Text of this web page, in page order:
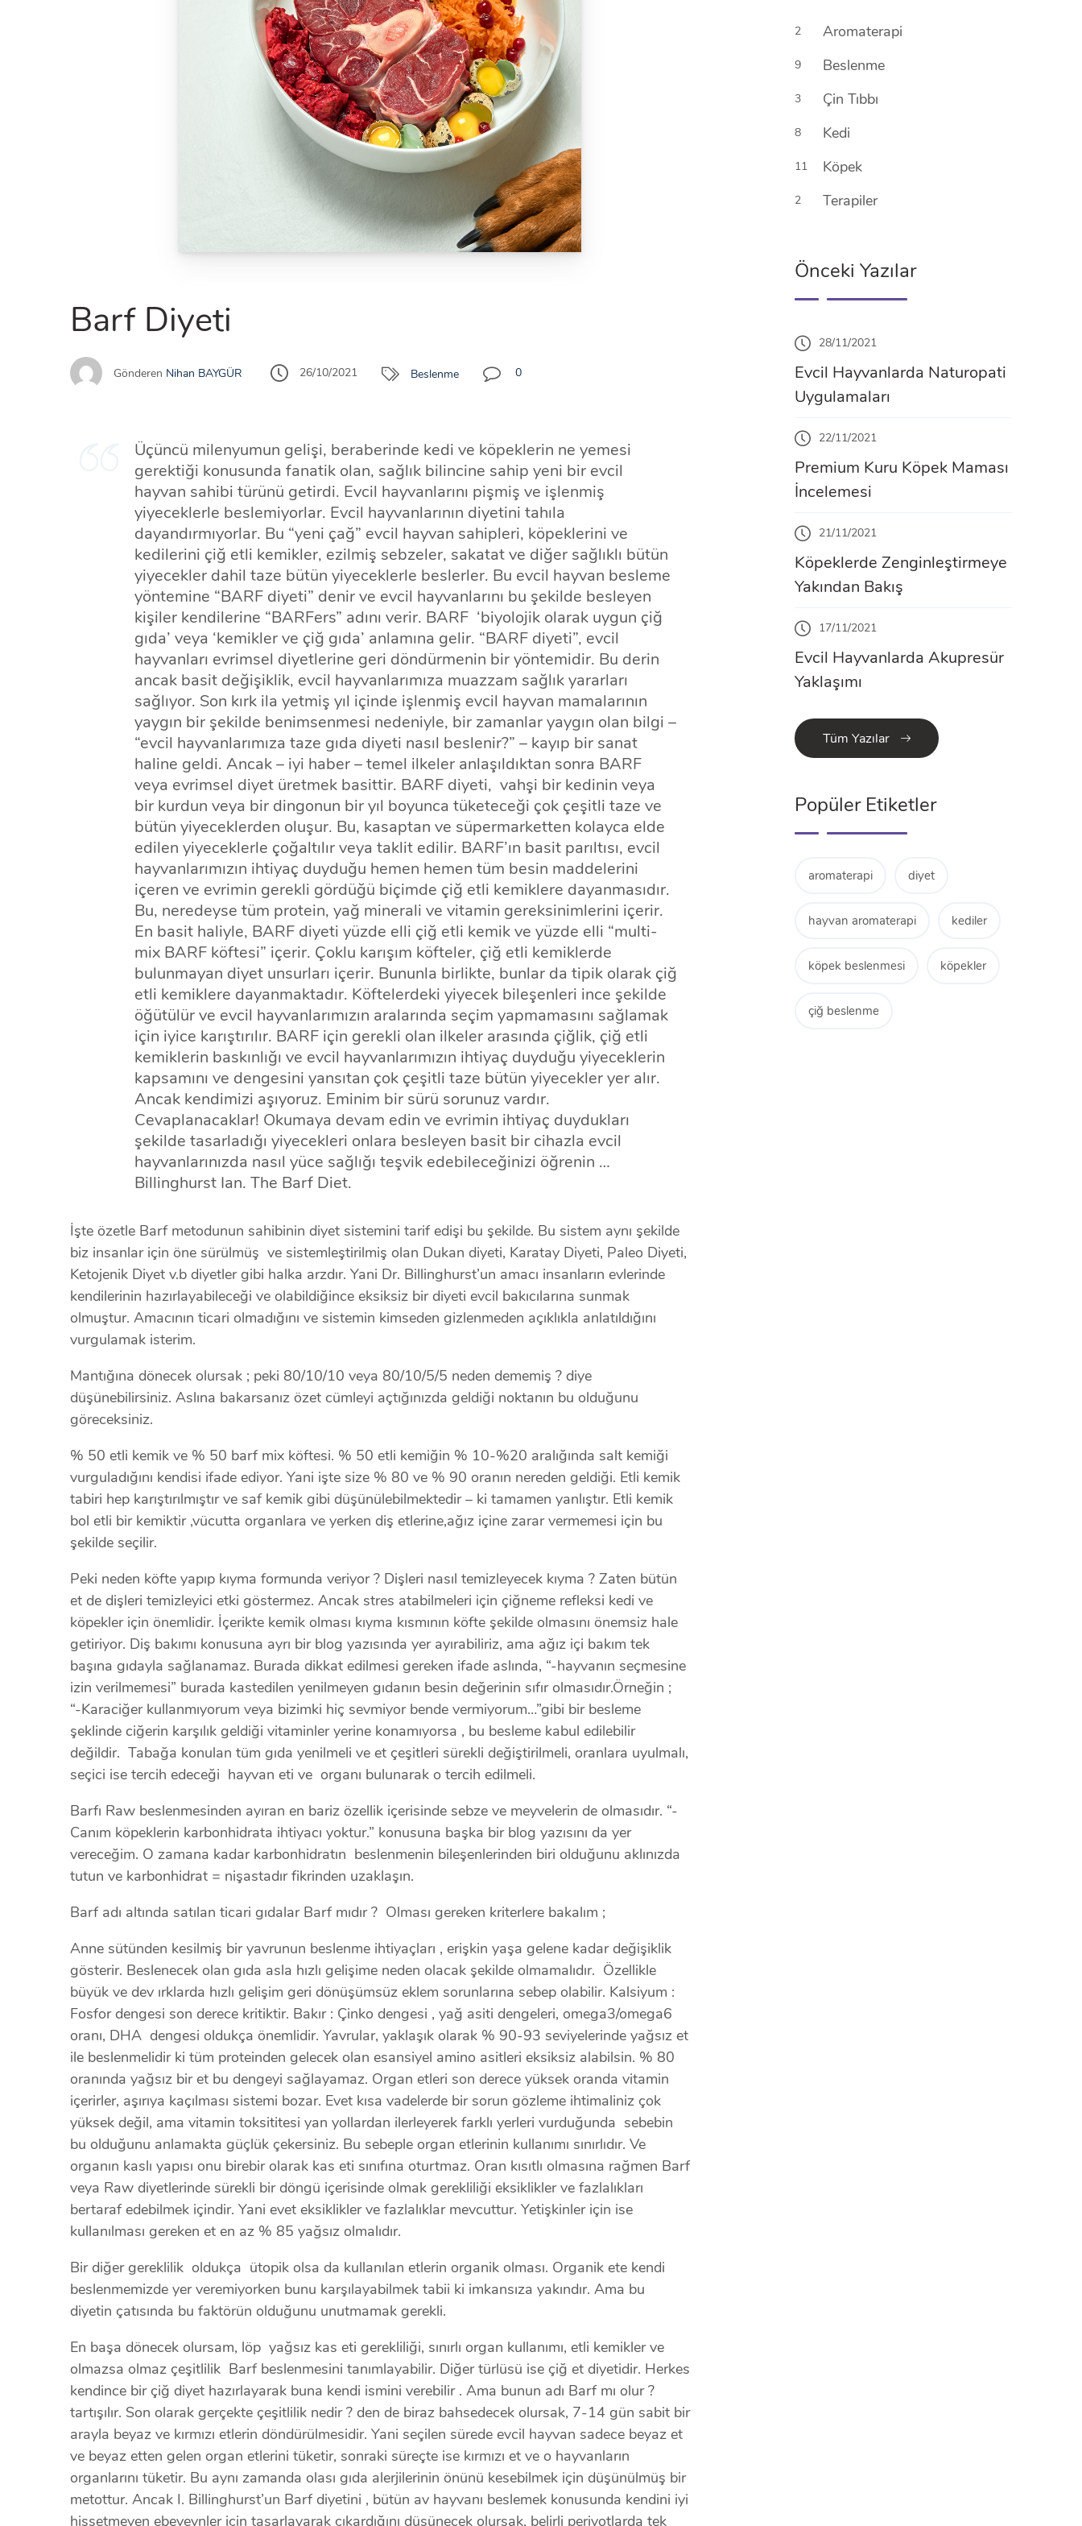
Barf Diyeti
Gönderen Nihan BAYGÜR 26/10/2021 Beslenme 0
Üçüncü milenyumun gelişi, beraberinde kedi ve köpeklerin ne yemesi
gerektiği konusunda fanatik olan, sağlık bilincine sahip yeni bir evcil
hayvan sahibi türünü getirdi. Evcil hayvanlarını pişmiş ve işlenmiş
yiyeceklerle beslemiyorlar. Evcil hayvanlarının diyetini tahıla
dayandırmıyorlar. Bu “yeni çağ” evcil hayvan sahipleri, köpeklerini ve
kedilerini çiğ etli kemikler, ezilmiş sebzeler, sakatat ve diğer sağlıklı bütün
yiyecekler dahil taze bütün yiyeceklerle beslerler. Bu evcil hayvan besleme
yöntemine “BARF diyeti” denir ve evcil hayvanlarını bu şekilde besleyen
kişiler kendilerine “BARFers” adını verir. BARF ‘biyolojik olarak uygun çiğ
gıda’ veya ‘kemikler ve çiğ gıda’ anlamına gelir. “BARF diyeti”, evcil
hayvanları evrimsel diyetlerine geri döndürmenin bir yöntemidir. Bu derin
ancak basit değişiklik, evcil hayvanlarımıza muazzam sağlık yararları
sağlıyor. Son kırk ila yetmiş yıl içinde işlenmiş evcil hayvan mamalarının
yaygın bir şekilde benimsenmesi nedeniyle, bir zamanlar yaygın olan bilgi –
“evcil hayvanlarımıza taze gıda diyeti nasıl beslenir?” – kayıp bir sanat
haline geldi. Ancak – iyi haber – temel ilkeler anlaşıldıktan sonra BARF
veya evrimsel diyet üretmek basittir. BARF diyeti, vahşi bir kedinin veya
bir kurdun veya bir dingonun bir yıl boyunca tüketeceği çok çeşitli taze ve
bütün yiyeceklerden oluşur. Bu, kasaptan ve süpermarketten kolayca elde
edilen yiyeceklerle çoğaltılır veya taklit edilir. BARF’ın basit parıltısı, evcil
hayvanlarımızın ihtiyaç duyduğu hemen hemen tüm besin maddelerini
içeren ve evrimin gerekli gördüğü biçimde çiğ etli kemiklere dayanmasıdır.
Bu, neredeyse tüm protein, yağ minerali ve vitamin gereksinimlerini içerir.
En basit haliyle, BARF diyeti yüzde elli çiğ etli kemik ve yüzde elli “multi-
mix BARF köftesi” içerir. Çoklu karışım köfteler, çiğ etli kemiklerde
bulunmayan diyet unsurları içerir. Bununla birlikte, bunlar da tipik olarak çiğ
etli kemiklere dayanmaktadır. Köftelerdeki yiyecek bileşenleri ince şekilde
öğütülür ve evcil hayvanlarımızın aralarında seçim yapmamasını sağlamak
için iyice karıştırılır. BARF için gerekli olan ilkeler arasında çiğlik, çiğ etli
kemiklerin baskınlığı ve evcil hayvanlarımızın ihtiyaç duyduğu yiyeceklerin
kapsamını ve dengesini yansıtan çok çeşitli taze bütün yiyecekler yer alır.
Ancak kendimizi aşıyoruz. Eminim bir sürü sorunuz vardır.
Cevaplanacaklar! Okumaya devam edin ve evrimin ihtiyaç duydukları
şekilde tasarladığı yiyecekleri onlara besleyen basit bir cihazla evcil
hayvanlarınızda nasıl yüce sağlığı teşvik edebileceğinizi öğrenin …
Billinghurst Ian. The Barf Diet.
İşte özetle Barf metodunun sahibinin diyet sistemini tarif edişi bu şekilde. Bu sistem aynı şekilde
biz insanlar için öne sürülmüş ve sistemleştirilmiş olan Dukan diyeti, Karatay Diyeti, Paleo Diyeti,
Ketojenik Diyet v.b diyetler gibi halka arzdır. Yani Dr. Billinghurst’un amacı insanların evlerinde
kendilerinin hazırlayabileceği ve olabildiğince eksiksiz bir diyeti evcil bakıcılarına sunmak
olmuştur. Amacının ticari olmadığını ve sistemin kimseden gizlenmeden açıklıkla anlatıldığını
vurgulamak isterim.
Mantığına dönecek olursak ; peki 80/10/10 veya 80/10/5/5 neden dememiş ? diye
düşünebilirsiniz. Aslına bakarsanız özet cümleyi açtığınızda geldiği noktanın bu olduğunu
göreceksiniz.
% 50 etli kemik ve % 50 barf mix köftesi. % 50 etli kemiğin % 10-%20 aralığında salt kemiği
vurguladığını kendisi ifade ediyor. Yani işte size % 80 ve % 90 oranın nereden geldiği. Etli kemik
tabiri hep karıştırılmıştır ve saf kemik gibi düşünülebilmektedir – ki tamamen yanlıştır. Etli kemik
bol etli bir kemiktir ,vücutta organlara ve yerken diş etlerine,ağız içine zarar vermemesi için bu
şekilde seçilir.
Peki neden köfte yapıp kıyma formunda veriyor ? Dişleri nasıl temizleyecek kıyma ? Zaten bütün
et de dişleri temizleyici etki göstermez. Ancak stres atabilmeleri için çiğneme refleksi kedi ve
köpekler için önemlidir. İçerikte kemik olması kıyma kısmının köfte şekilde olmasını önemsiz hale
getiriyor. Diş bakımı konusuna ayrı bir blog yazısında yer ayırabiliriz, ama ağız içi bakım tek
başına gıdayla sağlanamaz. Burada dikkat edilmesi gereken ifade aslında, “-hayvanın seçmesine
izin verilmemesi” burada kastedilen yenilmeyen gıdanın besin değerinin sıfır olmasıdır.Örneğin ;
“-Karaciğer kullanmıyorum veya bizimki hiç sevmiyor bende vermiyorum…”gibi bir besleme
şeklinde ciğerin karşılık geldiği vitaminler yerine konamıyorsa , bu besleme kabul edilebilir
değildir. Tabağa konulan tüm gıda yenilmeli ve et çeşitleri sürekli değiştirilmeli, oranlara uyulmalı,
seçici ise tercih edeceği hayvan eti ve organı bulunarak o tercih edilmeli.
Barfı Raw beslenmesinden ayıran en bariz özellik içerisinde sebze ve meyvelerin de olmasıdır. “-
Canım köpeklerin karbonhidrata ihtiyacı yoktur.” konusuna başka bir blog yazısını da yer
vereceğim. O zamana kadar karbonhidratın beslenmenin bileşenlerinden biri olduğunu aklınızda
tutun ve karbonhidrat = nişastadır fikrinden uzaklaşın.
Barf adı altında satılan ticari gıdalar Barf mıdır ? Olması gereken kriterlere bakalım ;
Anne sütünden kesilmiş bir yavrunun beslenme ihtiyaçları , erişkin yaşa gelene kadar değişiklik
gösterir. Beslenecek olan gıda asla hızlı gelişime neden olacak şekilde olmamalıdır. Özellikle
büyük ve dev ırklarda hızlı gelişim geri dönüşümsüz eklem sorunlarına sebep olabilir. Kalsiyum :
Fosfor dengesi son derece kritiktir. Bakır : Çinko dengesi , yağ asiti dengeleri, omega3/omega6
oranı, DHA dengesi oldukça önemlidir. Yavrular, yaklaşık olarak % 90-93 seviyelerinde yağsız et
ile beslenmelidir ki tüm proteinden gelecek olan esansiyel amino asitleri eksiksiz alabilsin. % 80
oranında yağsız bir et bu dengeyi sağlayamaz. Organ etleri son derece yüksek oranda vitamin
içerirler, aşırıya kaçılması sistemi bozar. Evet kısa vadelerde bir sorun gözleme ihtimaliniz çok
yüksek değil, ama vitamin toksititesi yan yollardan ilerleyerek farklı yerleri vurduğunda sebebin
bu olduğunu anlamakta güçlük çekersiniz. Bu sebeple organ etlerinin kullanımı sınırlıdır. Ve
organın kaslı yapısı onu birebir olarak kas eti sınıfına oturtmaz. Oran kısıtlı olmasına rağmen Barf
veya Raw diyetlerinde sürekli bir döngü içerisinde olmak gerekliliği eksiklikler ve fazlalıkları
bertaraf edebilmek içindir. Yani evet eksiklikler ve fazlalıklar mevcuttur. Yetişkinler için ise
kullanılması gereken et en az % 85 yağsız olmalıdır.
Bir diğer gereklilik oldukça ütopik olsa da kullanılan etlerin organik olması. Organik ete kendi
beslenmemizde yer veremiyorken bunu karşılayabilmek tabii ki imkansıza yakındır. Ama bu
diyetin çatısında bu faktörün olduğunu unutmamak gerekli.
En başa dönecek olursam, löp yağsız kas eti gerekliliği, sınırlı organ kullanımı, etli kemikler ve
olmazsa olmaz çeşitlilik Barf beslenmesini tanımlayabilir. Diğer türlüsü ise çiğ et diyetidir. Herkes
kendince bir çiğ diyet hazırlayarak buna kendi ismini verebilir . Ama bunun adı Barf mı olur ?
tartışılır. Son olarak gerçekte çeşitlilik nedir ? den de biraz bahsedecek olursak, 7-14 gün sabit bir
arayla beyaz ve kırmızı etlerin döndürülmesidir. Yani seçilen sürede evcil hayvan sadece beyaz et
ve beyaz etten gelen organ etlerini tüketir, sonraki süreçte ise kırmızı et ve o hayvanların
organlarını tüketir. Bu aynı zamanda olası gıda alerjilerinin önünü kesebilmek için düşünülmüş bir
metottur. Ancak I. Billinghurst’un Barf diyetini , bütün av hayvanı beslemek konusunda kendini iyi
hissetmeyen ebeveynler için tasarlayarak çıkardığını düşünecek olursak, belirli periyotlarda tek
2 Aromaterapi
9 Beslenme
3 Çin Tıbbı
8 Kedi
11 Köpek
2 Terapiler
Önceki Yazılar
28/11/2021
Evcil Hayvanlarda Naturopati
Uygulamaları
22/11/2021
Premium Kuru Köpek Maması
İncelemesi
21/11/2021
Köpeklerde Zenginleştirmeye
Yakından Bakış
17/11/2021
Evcil Hayvanlarda Akupresür
Yaklaşımı
Tüm Yazılar
Popüler Etiketler
aromaterapi diyet
hayvan aromaterapi kediler
köpek beslenmesi köpekler
çiğ beslenme